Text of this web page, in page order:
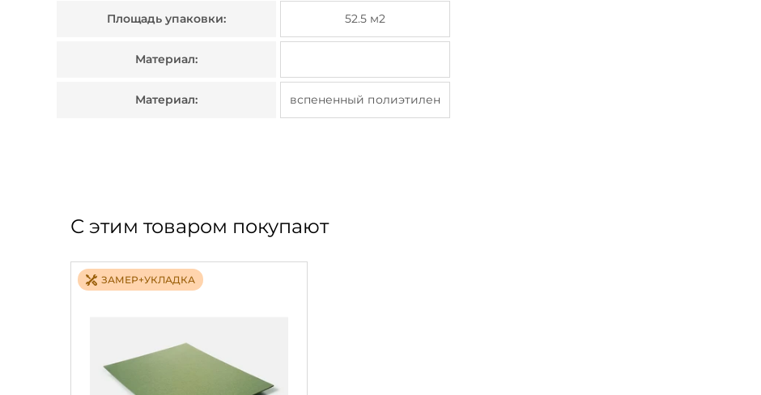
Площадь упаковки: 52.5 м2
Материал:
Материал: вспененный полиэтилен
С этим товаром покупают
ЗАМЕР+УКЛАДКА